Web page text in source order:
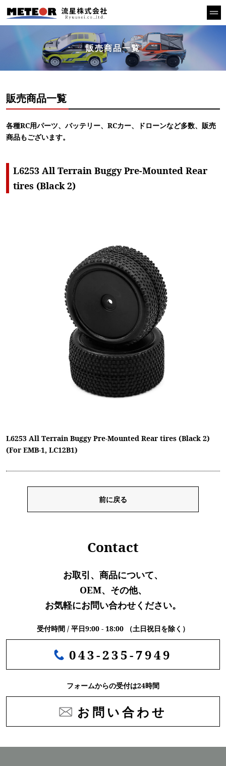
販売商品一覧
販売商品一覧
各種RC用パーツ、バッテリー、RCカー、ドローンなど多数、販売
商品もございます。
L6253 All Terrain Buggy Pre-Mounted Rear
tires (Black 2)
L6253 All Terrain Buggy Pre-Mounted Rear tires (Black 2)
(For EMB-1, LC12B1)
前に戻る
Contact
お取引、商品について、
OEM、その他、
お気軽にお問い合わせください。
受付時間 / 平日9:00 - 18:00 （土日祝日を除く）
043-235-7949
フォームからの受付は24時間
お問い合わせ